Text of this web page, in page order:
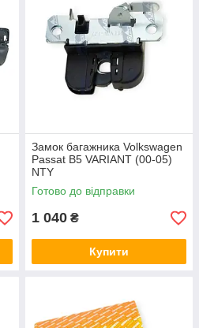
Замок багажника Volkswagen
Passat B5 VARIANT (00-05)
NTY
Готово до відправки
1 040 ₴
Купити